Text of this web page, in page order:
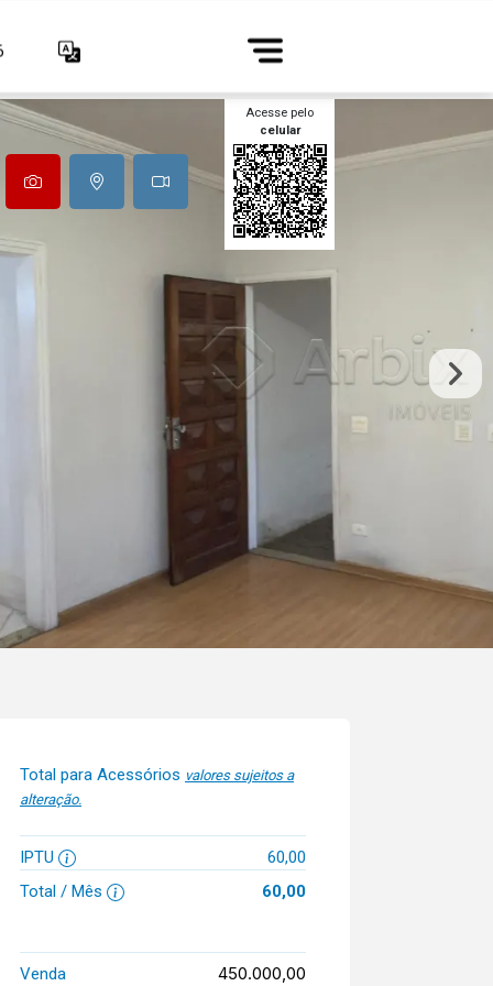
Acesse pelo
celular
Total para Acessórios valores sujeitos a
alteração.
IPTU
60,00
Total / Mês
60,00
Venda 450.000,00